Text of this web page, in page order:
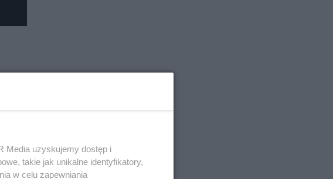
Media uzyskujemy dostęp i
takie jak unikalne identyfikatory,
w celu zapewniania